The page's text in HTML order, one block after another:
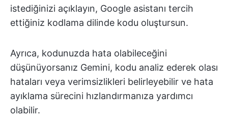
istediğinizi açıklayın, Google asistanı tercih
ettiğiniz kodlama dilinde kodu oluştursun.
Ayrıca, kodunuzda hata olabileceğini
düşünüyorsanız Gemini, kodu analiz ederek olası
hataları veya verimsizlikleri belirleyebilir ve hata
ayıklama sürecini hızlandırmanıza yardımcı
olabilir.